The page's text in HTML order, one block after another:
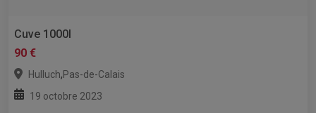
Cuve 1000l
90 €
Hulluch,Pas-de-Calais
19 octobre 2023